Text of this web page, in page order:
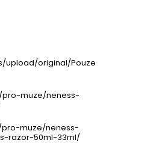
upload/original/Pouze
muze/neness-
muze/neness-
razor-50ml-33ml/